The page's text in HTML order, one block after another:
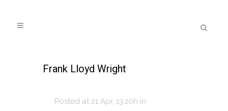
Frank Lloyd Wright
Posted at 21 Apr, 13:20h in